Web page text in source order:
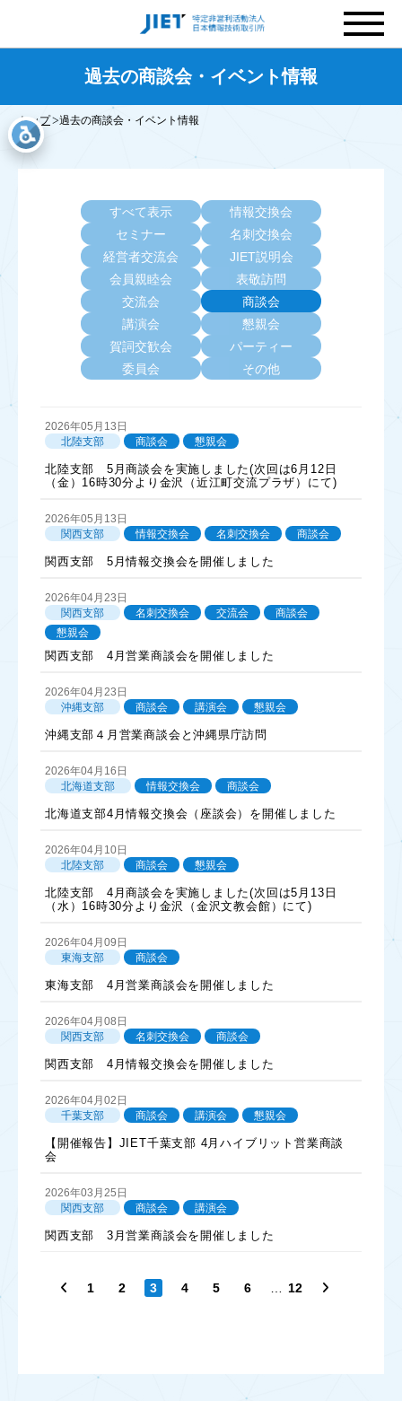
過去の商談会・イベント情報
トップ 過去の商談会・イベント情報
すべて表示
情報交換会
セミナー
名刺交換会
経営者交流会
JIET説明会
会員親睦会
表敬訪問
交流会
商談会
講演会
懇親会
賀詞交歓会
パーティー
委員会
その他
2026年05月13日
北陸支部
商談会 懇親会
北陸支部 5月商談会を実施しました(次回は6月12日
（金）16時30分より金沢（近江町交流プラザ）にて)
2026年05月13日
関西支部
情報交換会 名刺交換会 商談会
関西支部 5月情報交換会を開催しました
2026年04月23日
関西支部
名刺交換会 交流会
商談会
懇親会
関西支部 4月営業商談会を開催しました
2026年04月23日
沖縄支部
商談会 講演会 懇親会
沖縄支部４月営業商談会と沖縄県庁訪問
2026年04月16日
北海道支部
情報交換会 商談会
北海道支部4月情報交換会（座談会）を開催しました
2026年04月10日
北陸支部
商談会 懇親会
北陸支部 4月商談会を実施しました(次回は5月13日
（水）16時30分より金沢（金沢文教会館）にて)
2026年04月09日
東海支部
商談会
東海支部 4月営業商談会を開催しました
2026年04月08日
関西支部
名刺交換会 商談会
関西支部 4月情報交換会を開催しました
2026年04月02日
千葉支部
商談会 講演会 懇親会
【開催報告】JIET千葉支部 4月ハイブリット営業商談
会
2026年03月25日
関西支部
商談会 講演会
関西支部 3月営業商談会を開催しました
1 2 3 4 5 6 12